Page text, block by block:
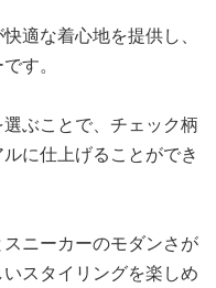
適な着心地を提供し、
す。
ぶことで、チェック柄
に仕上げることができ
ニーカーのモダンさが
スタイリングを楽しめ